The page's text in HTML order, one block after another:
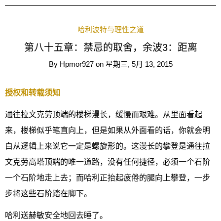
哈利波特与理性之道
第八十五章：禁忌的取舍，余波3：距离
By Hpmor927 on 星期三, 5月 13, 2015
授权和转载须知
通往拉文克劳顶端的楼梯漫长，缓慢而艰难。从里面看起
来，楼梯似乎笔直向上，但是如果从外面看的话，你就会明
白从逻辑上来说它一定是螺旋形的。这漫长的攀登是通往拉
文克劳高塔顶端的唯一道路，没有任何捷径，必须一个石阶
一个石阶地走上去；而哈利正抬起疲倦的腿向上攀登，一步
步将这些石阶踏在脚下。
哈利送赫敏安全地回去睡了。